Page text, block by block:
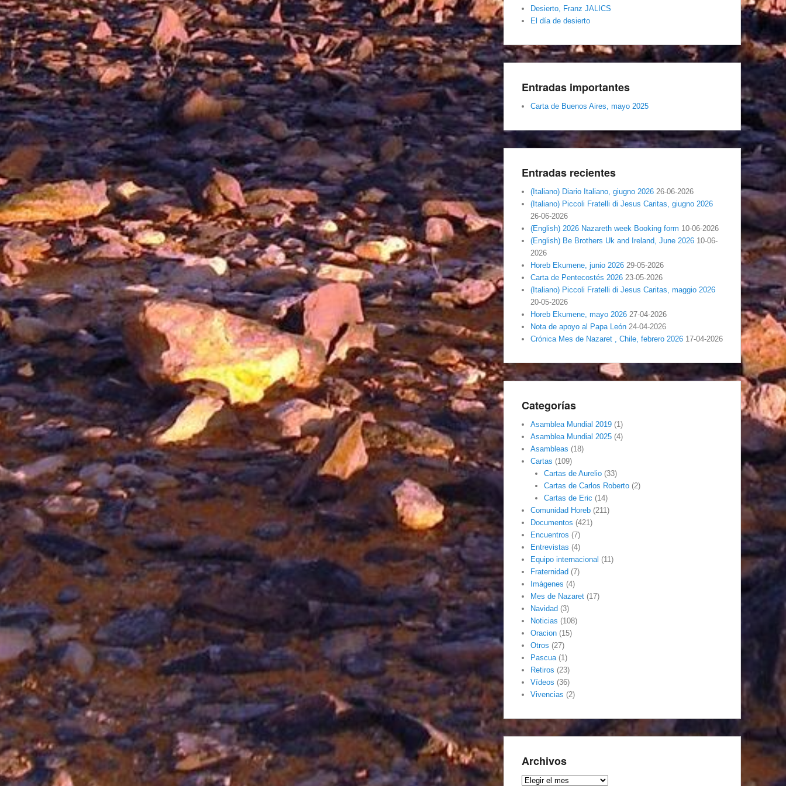
Desierto, Franz JALICS
El día de desierto
Entradas importantes
Carta de Buenos Aires, mayo 2025
Entradas recientes
(Italiano) Diario Italiano, giugno 2026 26-06-2026
(Italiano) Piccoli Fratelli di Jesus Caritas, giugno 2026
26-06-2026
(English) 2026 Nazareth week Booking form 10-06-2026
(English) Be Brothers Uk and Ireland, June 2026 10-06-
2026
Horeb Ekumene, junio 2026 29-05-2026
Carta de Pentecostés 2026 23-05-2026
(Italiano) Piccoli Fratelli di Jesus Caritas, maggio 2026
20-05-2026
Horeb Ekumene, mayo 2026 27-04-2026
Nota de apoyo al Papa León 24-04-2026
Crónica Mes de Nazaret , Chile, febrero 2026 17-04-2026
Categorías
Asamblea Mundial 2019 (1)
Asamblea Mundial 2025 (4)
Asambleas (18)
Cartas (109)
Cartas de Aurelio(33)
Cartas de Carlos Roberto(2)
Cartas de Eric (14)
Comunidad Horeb (211)
Documentos (421)
Encuentros (7)
Entrevistas (4)
Equipo internacional (11)
Fraternidad (7)
Imágenes (4)
Mes de Nazaret (17)
Navidad (3)
Noticias (108)
Oracion (15)
Otros (27)
Pascua(1)
Retiros (23)
Vídeos (36)
Vivencias (2)
Archivos
Archivos